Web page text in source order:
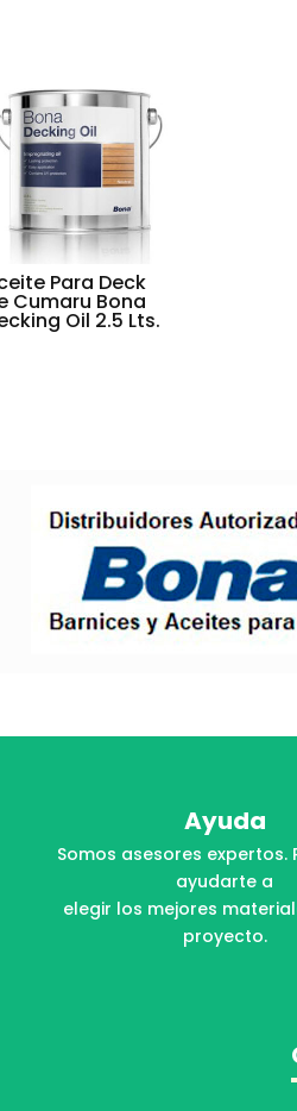
Para Deck
Cumaru Bona
Oil 2.5 Lts.
Ayuda
Somos asesores expertos.
ayudarte a
elegir los mejores
proyecto.